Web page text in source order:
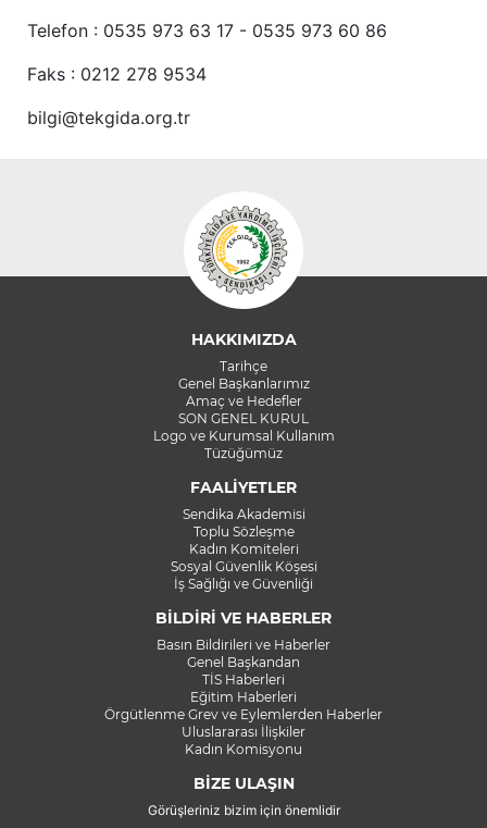
Telefon : 0535 973 63 17 - 0535 973 60 86
Faks : 0212 278 9534
bilgi@tekgida.org.tr
HAKKIMIZDA
Tarihçe
Genel Başkanlarımız
Amaç ve Hedefler
SON GENEL KURUL
Logo ve Kurumsal Kullanım
Tüzüğümüz
FAALİYETLER
Sendika Akademisi
Toplu Sözleşme
Kadın Komiteleri
Sosyal Güvenlik Köşesi
İş Sağlığı ve Güvenliği
BİLDİRİ VE HABERLER
Basın Bildirileri ve Haberler
Genel Başkandan
TİS Haberleri
Eğitim Haberleri
Örgütlenme Grev ve Eylemlerden Haberler
Uluslararası İlişkiler
Kadın Komisyonu
BİZE ULAŞIN
Görüşleriniz bizim için önemlidir